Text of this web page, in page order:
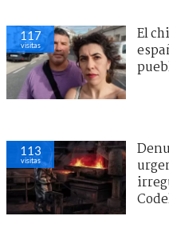
117
visitas
El
113
visitas